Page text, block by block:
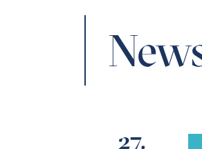
27.